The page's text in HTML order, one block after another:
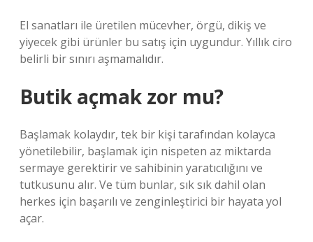
El sanatları ile üretilen mücevher, örgü, dikiş ve
yiyecek gibi ürünler bu satış için uygundur. Yıllık ciro
belirli bir sınırı aşmamalıdır.
Butik açmak zor mu?
Başlamak kolaydır, tek bir kişi tarafından kolayca
yönetilebilir, başlamak için nispeten az miktarda
sermaye gerektirir ve sahibinin yaratıcılığını ve
tutkusunu alır. Ve tüm bunlar, sık sık dahil olan
herkes için başarılı ve zenginleştirici bir hayata yol
açar.